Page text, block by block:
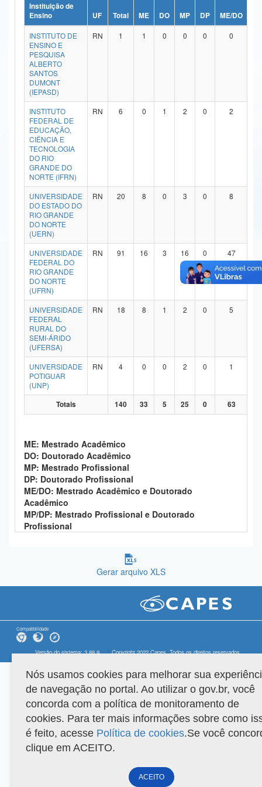
Ministério da Ciência, Tecnologia, Inovações e Comunicações
Ministério do Meio Ambiente
Ministério do Turismo
Ministério do Desenvolvimento Regional
Controladoria-Geral da União
Ministério da Mulher, da Família e dos Direitos Humanos
Secretaria-Geral
Secretaria de Governo
Gabinete de Segurança Institucional
Advocacia-Geral da União
Instituição de
Ensino
UF Total ME DO MP DP ME/DO
INSTITUTO DE
ENSINO E
PESQUISA
ALBERTO
SANTOS
DUMONT
(IEPASD)
RN 1 1 0 0 0 0
INSTITUTO
FEDERAL DE
EDUCAÇÃO,
CIÊNCIA E
TECNOLOGIA
DO RIO
GRANDE DO
NORTE (IFRN)
RN 6 0 1 2 0 2
UNIVERSIDADE
DO ESTADO DO
RIO GRANDE
DO NORTE
(UERN)
RN 20 8 0 3 0 8
UNIVERSIDADE
FEDERAL DO
RIO GRANDE
DO NORTE
(UFRN)
RN 91 16 3 16 0 47
UNIVERSIDADE
FEDERAL
RURAL DO
SEMI-ÁRIDO
(UFERSA)
RN 18 8 1 2 0 5
UNIVERSIDADE
POTIGUAR
(UNP)
RN 4 0 0 2 0 1
Totais 140 33 5 25 0 63
ME: Mestrado Acadêmico
DO: Doutorado Acadêmico
MP: Mestrado Profissional
DP: Doutorado Profissional
ME/DO: Mestrado Acadêmico e Doutorado
Acadêmico
MP/DP: Mestrado Profissional e Doutorado
Profissional
Gerar arquivo XLS
Compatibilidade
Versão do sistema: 3.88.9 Copyright 2022 Capes. Todos os direitos reservados.
Nós usamos cookies para melhorar sua
de navegação no portal. Ao utilizar o gov.br, você
concorda com a política de monitoramento de
cookies. Para ter mais informações sobre como
é feito, acesse Política de cookies.Se você
clique em ACEITO.
ACEITO